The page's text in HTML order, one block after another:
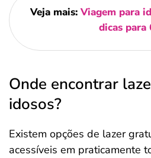
Veja mais: Viagem para
dicas para
Onde encontrar
idosos?
Existem opções de lazer
acessíveis em praticamente